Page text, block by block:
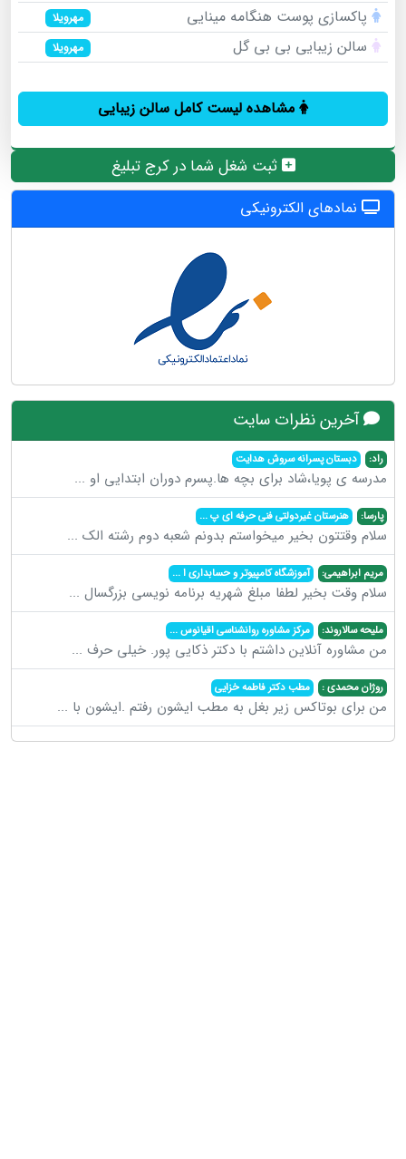
پاکسازی پوست هنگامه مینایی مهرویلا
سالن زیبایی بی بی گل مهرویلا
مشاهده لیست کامل سالن زیبایی
ثبت شغل شما در کرج تبلیغ
نمادهای الکترونیکی
آخرین نظرات سایت
راد: دبستان پسرانه سروش هدایت
مدرسه ی پویا،شاد برای بچه ها.پسرم دوران ابتدایی او ...
پارسا: هنرستان غیردولتی فنی حرفه ای پ...
سلام وقتتون بخیر میخواستم بدونم شعبه دوم رشته الک ...
مریم ابراهیمی: آموزشگاه کامپیوتر و حسابداری ا...
سلام وقت بخیر لطفا مبلغ شهریه برنامه نویسی بزرگسال ...
ملیحه سالاروند: مرکز مشاوره روانشناسی اقیانوس...
من مشاوره آنلاین داشتم با دکتر ذکایی پور. خیلی حرف ...
روژان محمدی : مطب دکتر فاطمه خزایی
من برای بوتاکس زیر بغل به مطب ایشون رفتم .ایشون با ...